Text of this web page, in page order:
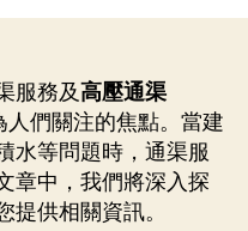
高
壓
通
渠
嘅
讲
服務及高壓通渠
人們關注的焦點。當建
水等問題時，通渠服
章中，我們將深入探
供相關資訊。